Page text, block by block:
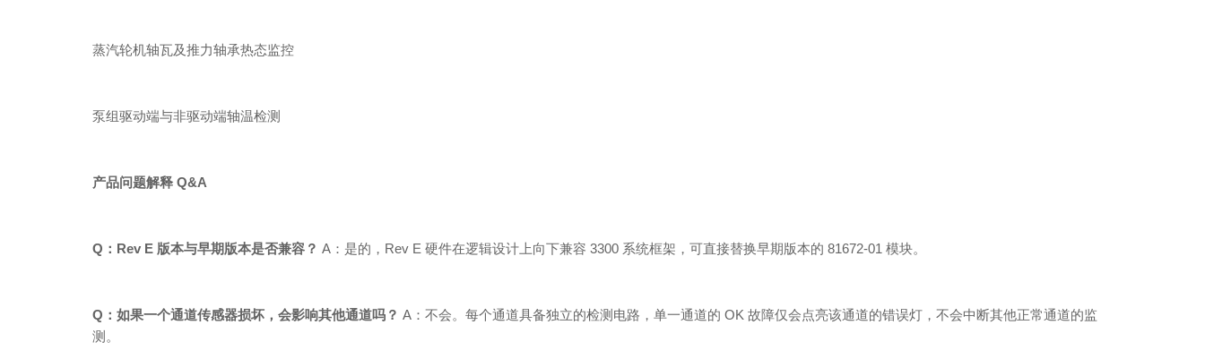
蒸汽轮机轴瓦及推力轴承热态监控
泵组驱动端与非驱动端轴温检测
产品问题解释 Q&A
Q：Rev E 版本与早期版本是否兼容？ A：是的，Rev E 硬件在逻辑设计上向下兼容 3300 系统框架，可直接替换早期版本的 81672-01 模块。
Q：如果一个通道传感器损坏，会影响其他通道吗？ A：不会。每个通道具备独立的检测电路，单一通道的 OK 故障仅会点亮该通道的错误灯，不会中断其他正常通道的监
测。